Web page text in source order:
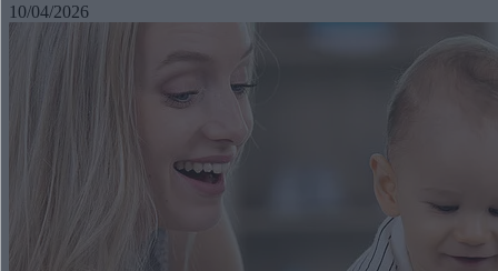
10/04/2026